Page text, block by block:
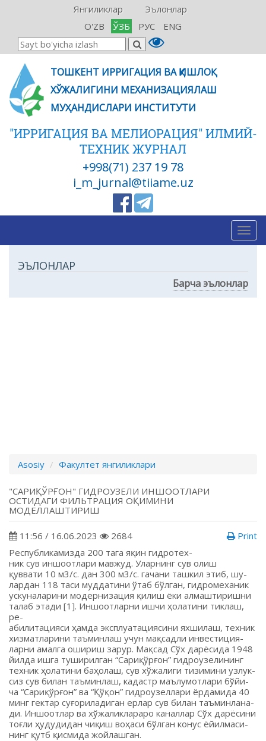
Янгиликлар
Эълонлар
O'ZB
ЎЗБ РУС ENG
ТОШКЕНТ ИРРИГАЦИЯ ВА ҚИШЛОҚ
ХЎЖАЛИГИНИ МЕХАНИЗАЦИЯЛАШ
МУҲАНДИСЛАРИ ИНСТИТУТИ
"ИРРИГАЦИЯ ВА МЕЛИОРАЦИЯ" ИЛМИЙ-
ТЕХНИК ЖУРНАЛ
+998(71) 237 19 78
i_m_jurnal@tiiame.uz
ЭЪЛОНЛАР
Барча эълонлар
Asosiy Факултет янгиликлари
"САРИҚЎРҒОН" ГИДРОУЗЕЛИ ИНШООТЛАРИ
ОСТИДАГИ ФИЛЬТРАЦИЯ ОҚИМИНИ
МОДЕЛЛАШТИРИШ
11:56 / 16.06.2023 2684
Print
Республикамизда 200 тага яқин гидротех-
ник сув иншоотлари мавжуд. Уларнинг сув олиш
қуввати 10 м3/с. дан 300 м3/с. гачани ташкил этиб, шу-
лардан 118 таси муддатини ўтаб бўлган, гидромеханик
ускуналарини модернизация қилиш ёки алмаштиришни
талаб этади [1]. Иншоотларни ишчи ҳолатини тиклаш,
ре-
абилитацияси ҳамда эксплуатациясини яхшилаш, техник
хизматларини таъминлаш учун мақсадли инвестиция-
ларни амалга ошириш зарур. Мақсад Сўх дарёсида 1948
йилда ишга туширилган “Сариқўрғон” гидроузелининг
техник ҳолатини баҳолаш, сув хўжалиги тизимини узлук-
сиз сув билан таъминлаш, кадастр маълумотлари бўйи-
ча “Сариқўрғон” ва “Қўқон” гидроузеллари ёрдамида 40
минг гектар суғориладиган ерлар сув билан таъминлана-
ди. Иншоотлар ва хўжаликлараро каналлар Сўх дарёсини
тоғли ҳудудидан чиқиш воҳаси бўлган конус ёйилмаси-
нинг қутб қисмида жойлашган.